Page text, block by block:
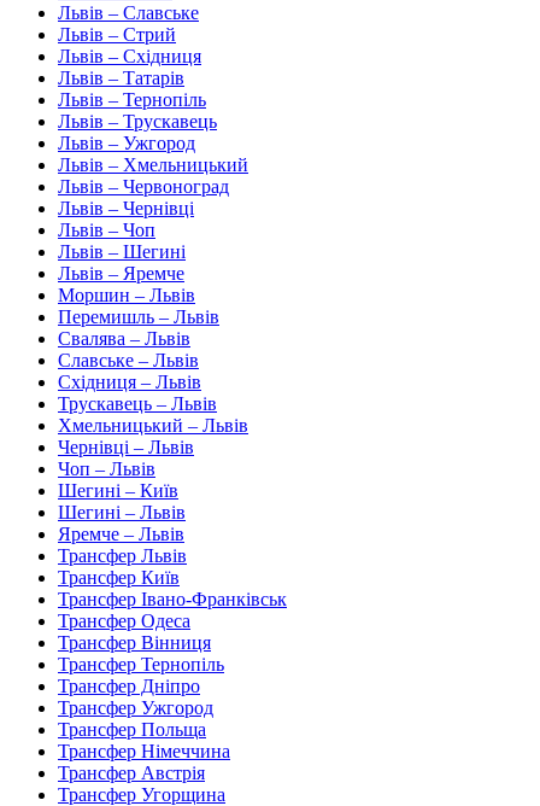
Львів – Славське
Львів – Стрий
Львів – Східниця
Львів – Татарів
Львів – Тернопіль
Львів – Трускавець
Львів – Ужгород
Львів – Хмельницький
Львів – Червоноград
Львів – Чернівці
Львів – Чоп
Львів – Шегині
Львів – Яремче
Моршин – Львів
Перемишль – Львів
Свалява – Львів
Славське – Львів
Східниця – Львів
Трускавець – Львів
Хмельницький – Львів
Чернівці – Львів
Чоп – Львів
Шегині – Київ
Шегині – Львів
Яремче – Львів
Трансфер Львів
Трансфер Київ
Трансфер Івано-Франківськ
Трансфер Одеса
Трансфер Вінниця
Трансфер Тернопіль
Трансфер Дніпро
Трансфер Ужгород
Трансфер Польща
Трансфер Німеччина
Трансфер Австрія
Трансфер Угорщина